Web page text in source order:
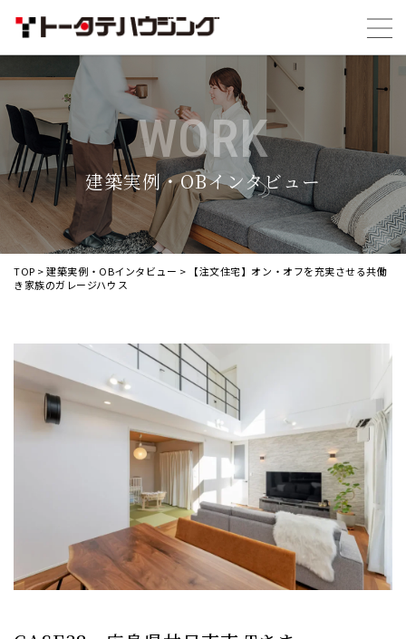
WORK
建築実例・OBインタビュー
TOP >建築実例・OBインタビュー >
【注文住宅】オン・オフを充実させる共働
き家族のガレージハウス